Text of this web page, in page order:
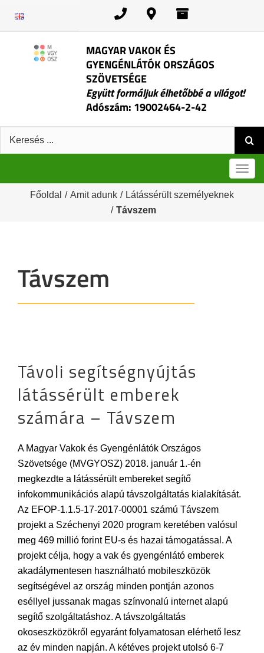
MAGYAR VAKOK ÉS
GYENGÉNLÁTÓK ORSZÁGOS
SZÖVETSÉGE
Együtt formáljuk élhetőbbé a világot!
Adószám: 19002464-2-42
Keresés:
Főoldal / Amit adunk / Látássérült személyeknek
/ Távszem
Távszem
Távoli segítségnyújtás
látássérült emberek
számára – Távszem
A Magyar Vakok és Gyengénlátók Országos
Szövetsége (MVGYOSZ) 2018. január 1.-én
megkezdte a látássérült embereket segítő
infokommunikációs alapú távszolgáltatás kialakítását.
Az EFOP-1.1.5-17-2017-00001 számú Távszem
projekt a Széchenyi 2020 program keretében valósul
meg 469 millió forint EU-s és hazai támogatással. A
projekt célja, hogy a vak és gyengénlátó emberek
akadálymentesen használható mobileszközök
segítségével az ország minden pontján azonos
eséllyel jussanak magas színvonalú internet alapú
segítő szolgáltatáshoz. A távszolgáltatás
okoseszközökről egyaránt folyamatosan elérhető lesz
az év minden napján. A kétéves projekt utolsó 6-7